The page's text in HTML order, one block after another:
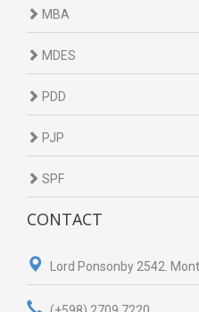
MBA
MDES
PDD
PJP
SPF
CONTACT
Lord Ponsonby 2542.